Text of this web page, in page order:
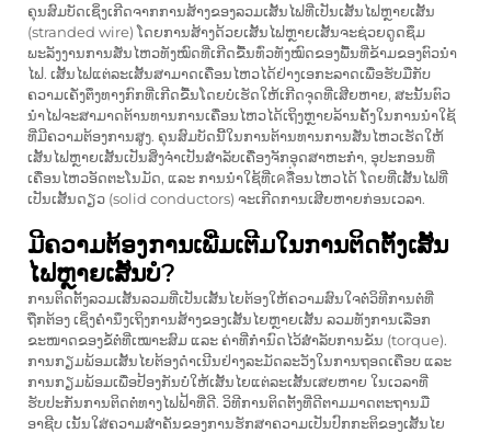
ຄຸນສົມບັດເຊິ່ງເກີດຈາກການສ້າງຂອງລວມເສັ້ນໄຟທີ່ເປັນເສັ້ນໄຟຫຼາຍເສັ້ນ
(stranded wire) ໂດຍການສ້າງດ້ວຍເສັ້ນໄຟຫຼາຍເສັ້ນຈະຊ່ວຍດູດຊຶມ
ພະລັງງານການສັ່ນໄຫວທັງໝົດທີ່ເກີດຂື້ນທົ່ວທັງໝົດຂອງພື້ນທີ່ຂ້າມຂອງຕົວນຳ
ໄຟ. ເສັ້ນໄຟແຕ່ລະເສັ້ນສາມາດເຄື່ອນໄຫວໄດ້ຢ່າງເອກະລາດເພື່ອຮັບມືກັບ
ຄວາມເຄັ່ງຕຶງທາງກົກທີ່ເກີດຂື້ນໂດຍບໍ່ເຮັດໃຫ້ເກີດຈຸດທີ່ເສີຍຫາຍ, ສະນັ້ນຕົວ
ນຳໄຟຈະສາມາດຕ້ານທານການເຄື່ອນໄຫວໄດ້ເຖິງຫຼາຍລ້ານຄັ້ງໃນການນຳໃຊ້
ທີ່ມີຄວາມຕ້ອງການສູງ. ຄຸນສົມບັດນີ້ໃນການຕ້ານທານການສັ່ນໄຫວເຮັດໃຫ້
ເສັ້ນໄຟຫຼາຍເສັ້ນເປັນສິ່ງຈຳເປັນສຳລັບເຄື່ອງຈັກອຸດສາຫະກຳ, ອຸປະກອນທີ່
ເຄື່ອນໄຫວອັດຕະໂນມັດ, ແລະ ການນຳໃຊ້ທີ່ເคลື່ອນໄຫວໄດ້ ໂດຍທີ່ເສັ້ນໄຟທີ່
ເປັນເສັ້ນດຽວ (solid conductors) ຈະເກີດການເສີຍຫາຍກ່ອນເວລາ.
ມີຄວາມຕ້ອງການເພີ່ມເຕີມໃນການຕິດຕັ້ງເສັ້ນ
ໄຟຫຼາຍເສັ້ນບໍ?
ການຕິດຕັ້ງລວມເສັ້ນລວມທີ່ເປັນເສັ້ນໄຍຕ້ອງໃຫ້ຄວາມສົນໃຈຕໍ່ວິທີການຕໍ່ທີ່
ຖືກຕ້ອງ ເຊິ່ງຄຳນຶງເຖິງການສ້າງຂອງເສັ້ນໄຍຫຼາຍເສັ້ນ ລວມທັງການເລືອກ
ຂະໜາດຂອງຂໍ້ຕໍ່ທີ່ເໝາະສົມ ແລະ ຄ່າທີ່ກຳນົດໄວ້ສຳລັບການຂັນ (torque).
ການກຽມພ້ອມເສັ້ນໄຍຕ້ອງດຳເນີນຢ່າງລະມັດລະວັງໃນການຖອດເຄືອບ ແລະ
ການກຽມພ້ອມເພື່ອປ້ອງກັນບໍ່ໃຫ້ເສັ້ນໄຍແຕ່ລະເສັ້ນເສຍຫາຍ ໃນເວລາທີ່
ຮັບປະກັນການຕິດຕໍ່ທາງໄຟຟ້າທີ່ດີ. ວິທີການຕິດຕັ້ງທີ່ດີຕາມມາດຕະຖານມື
ອາຊີບ ເນັ້ນໃສ່ຄວາມສຳຄັນຂອງການຮັກສາຄວາມເປັນປົກກະຕິຂອງເສັ້ນໄຍ